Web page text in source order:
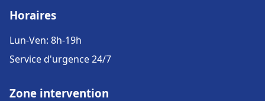
Horaires
Lun-Ven: 8h-19h
Service d'urgence 24/7
Zone intervention